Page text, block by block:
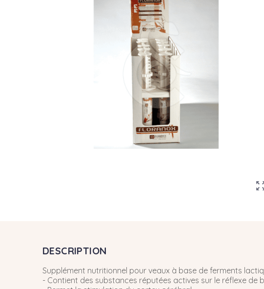
DESCRIPTION
Supplément nutritionnel pour veaux à base de ferments
- Contient des substances réputées actives sur le réflexe de